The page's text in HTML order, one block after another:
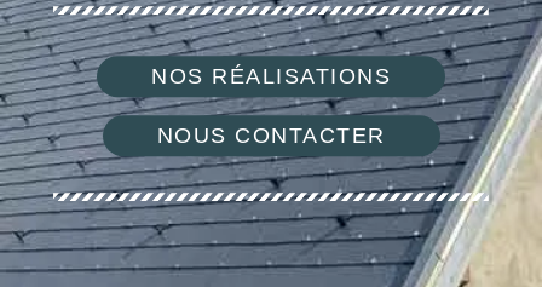
NOS RÉALISATIONS
NOUS CONTACTER